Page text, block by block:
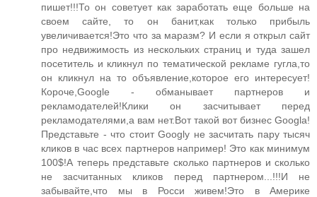
пишет!!!То он советует как заработать еще больше на
своем сайте, то он банит,как только прибыль
увеличивается!Это что за маразм? И если я открыл сайт
про недвижимость из нескольких страниц и туда зашел
посетитель и кликнул по тематической рекламе гугла,то
он кликнул на то объявление,которое его интересует!
Короче,Google - обманывает партнеров и
рекламодателей!Клики он засчитывает перед
рекламодателями,а вам нет.Вот такой вот бизнес Googla!
Представьте - что стоит Googly не засчитать пару тысяч
кликов в час всех партнеров например! Это как минимум
100$!А теперь представьте сколько партнеров и сколько
не засчитанных кликов перед партнером...!!!И не
забывайте,что мы в Росси живем!Это в Америке